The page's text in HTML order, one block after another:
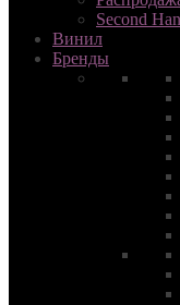
Second
Винил
Бренды